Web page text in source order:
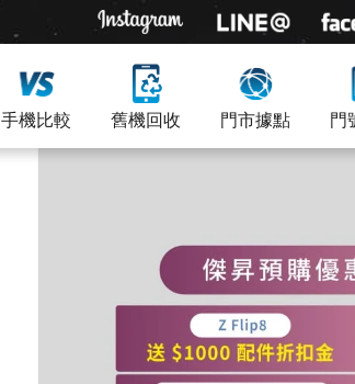
手機比較 舊機回收 門市據點 門